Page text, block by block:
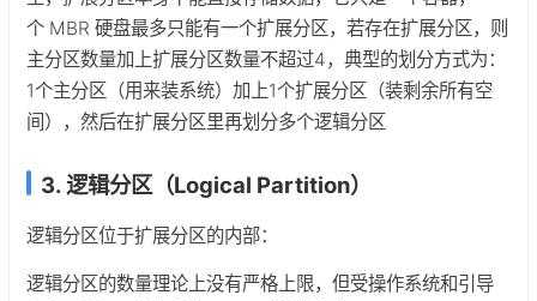
个 MBR 硬盘最多只能有一个扩展分区，若存在扩展分区，则
主分区数量加上扩展分区数量不超过4，典型的划分方式为：
1个主分区（用来装系统）加上1个扩展分区（装剩余所有空
间），然后在扩展分区里再划分多个逻辑分区
3. 逻辑分区（Logical Partition）
逻辑分区位于扩展分区的内部：
逻辑分区的数量理论上没有严格上限，但受操作系统和引导